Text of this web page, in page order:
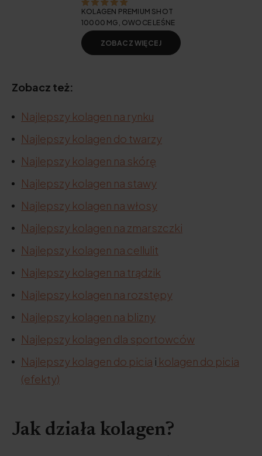
KOLAGEN PREMIUM SHOT
10000 MG, OWOCE LEŚNE
ZOBACZ WIĘCEJ
Zobacz też:
Najlepszy kolagen na rynku
Najlepszy kolagen do twarzy
Najlepszy kolagen na skórę
Najlepszy kolagen na stawy
Najlepszy kolagen na włosy
Najlepszy kolagen na zmarszczki
Najlepszy kolagen na cellulit
Najlepszy kolagen na trądzik
Najlepszy kolagen na rozstępy
Najlepszy kolagen na blizny
Najlepszy kolagen dla sportowców
Najlepszy kolagen do picia i kolagen do picia
(efekty)
Jak działa kolagen?